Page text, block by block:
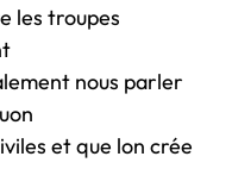
les troupes
nous parler
et que lon crée